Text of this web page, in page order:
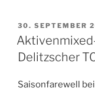
VERÖFFENTLICHT
AM
30. SEPTEMBER
Delitzscher
Saisonfarewell